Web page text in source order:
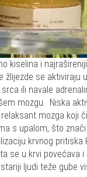
kiselina i
se
ili navale
mozgu. Niska
mozga
s upalom, što
krvnog
se u krvi povećava
ljudi teže gube